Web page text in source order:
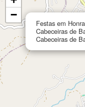
Festas em
Cabeceiras de
Cabeceiras de
−